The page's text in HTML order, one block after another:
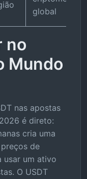
global
no
Mundo
nas apostas
é direto:
cria uma
de
usar um ativo
O USDT